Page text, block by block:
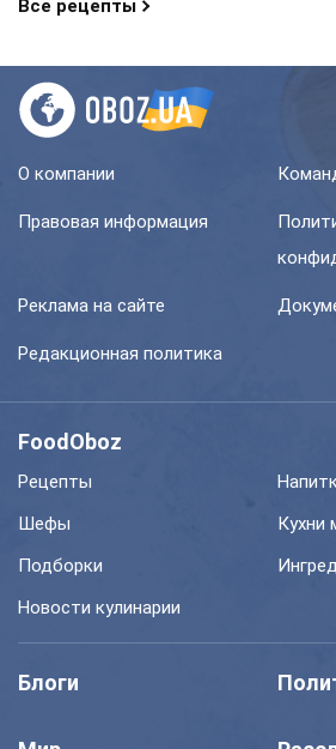
Все рецепты
О компании
Правовая информация
Реклама на сайте
Редакционная политика
FoodOboz
Рецепты
Шефы
Кухни
Подборки
Новости кулинарии
Блоги